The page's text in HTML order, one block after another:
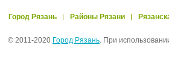
Город Рязань Районы Рязани
© 2011-2020 Город Рязань. При